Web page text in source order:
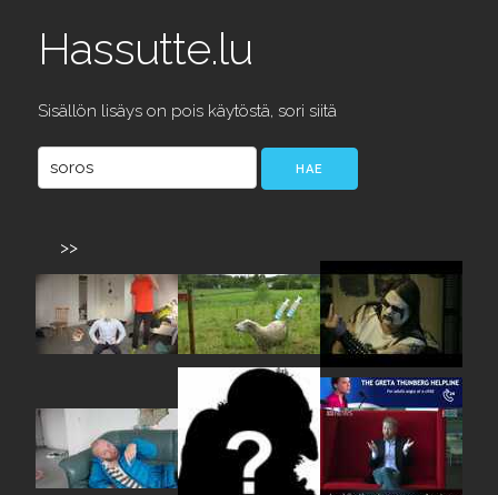
Hassutte.lu
Sisällön lisäys on pois käytöstä, sori siitä
>>